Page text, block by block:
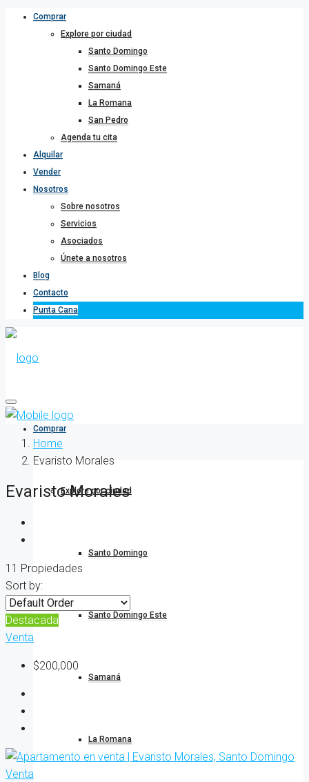
Comprar
Explore por ciudad
Santo Domingo
Santo Domingo Este
Samaná
La Romana
San Pedro
Agenda tu cita
Alquilar
Vender
Nosotros
Sobre nosotros
Servicios
Asociados
Únete a nosotros
Blog
Contacto
Punta Cana
Comprar
Explore por ciudad
Santo Domingo
Santo Domingo Este
Samaná
La Romana
Home
Evaristo Morales
Evaristo Morales
11 Propiedades
Sort by:
Destacada
Venta
$200,000
Venta